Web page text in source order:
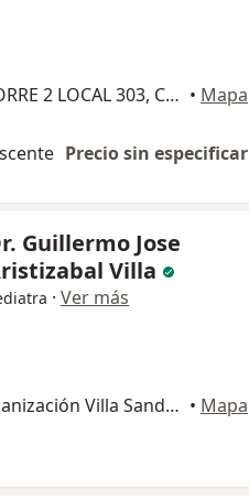
CRA 78N°30C 27 TORRE 2 LOCAL 303, Cartagena • Mapa
Precio sin especificar
Guillermo Jose
Villa
· Ver más
PEDIACENTER. Urbanización Villa Sandra Manz C Lt 33, Cartagena, Bolívar, Cartagena • Mapa